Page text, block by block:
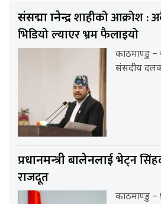
संसद्मा ज्ञानेन्द्रशाहीको आक्रोश :
भिडियो ल्याएर भ्रम फैलाइयो
काठमाण्डु –
संसदीय दलका
प्रधानमन्त्री बालेनलाईभेट्न
राजदूत
काठमाण्डु –